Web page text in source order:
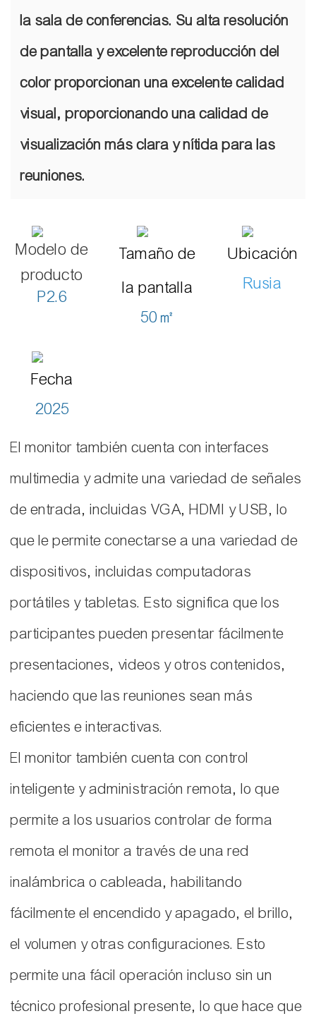
la sala de conferencias. Su alta resolución
de pantalla y excelente reproducción del
color proporcionan una excelente calidad
visual, proporcionando una calidad de
visualización más clara y nítida para las
reuniones.
Modelo de
producto
P2.6
Tamaño de
la pantalla
50㎡
Ubicación
Rusia
Fecha
2025
El monitor también cuenta con interfaces
multimedia y admite una variedad de señales
de entrada, incluidas VGA, HDMI y USB, lo
que le permite conectarse a una variedad de
dispositivos, incluidas computadoras
portátiles y tabletas. Esto significa que los
participantes pueden presentar fácilmente
presentaciones, videos y otros contenidos,
haciendo que las reuniones sean más
eficientes e interactivas.
El monitor también cuenta con control
inteligente y administración remota, lo que
permite a los usuarios controlar de forma
remota el monitor a través de una red
inalámbrica o cableada, habilitando
fácilmente el encendido y apagado, el brillo,
el volumen y otras configuraciones. Esto
permite una fácil operación incluso sin un
técnico profesional presente, lo que hace que